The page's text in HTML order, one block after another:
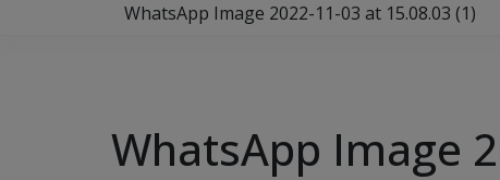
WhatsApp Image 2022-11-03 at 15.08.03 (1)
WhatsApp Image